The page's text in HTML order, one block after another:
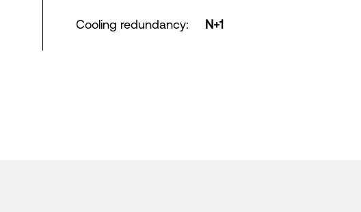
Cooling redundancy: N+1